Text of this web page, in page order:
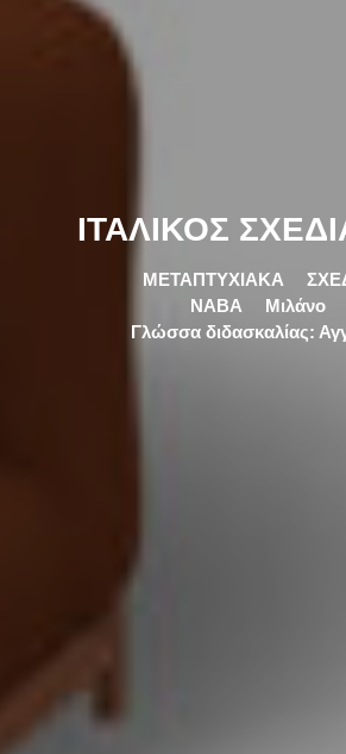
ΙΤΑΛΙΚΟΣ
ΜΕΤΑΠΤΥΧΙΑΚΑ
NABA
Μιλάνο
Γλώσσα διδασκαλίας: